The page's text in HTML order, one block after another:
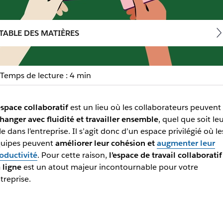
?
équipe, de renforcer la cohésion et de faciliter le
DES MATIÈRES
Temps de lecture : 4 min
collaboratifest un lieu où les collaborateurs peuvent
avec fluidité et travailler ensemble, quel que soit
dans l’entreprise. Il s’agit donc d’un espace privilégié où
peuventaméliorer leur cohésion etaugmenter leur
. Pour cette raison, l’espace de travail collaboratif
ligneest un atout majeur incontournable pour votre